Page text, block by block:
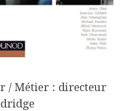
/ Métier : directeur